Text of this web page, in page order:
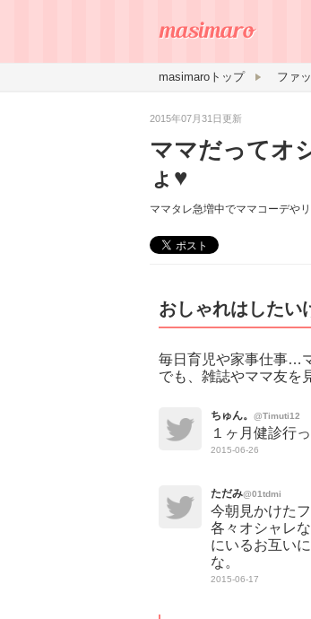
masimaroトップ ファ
2015年07月31日更新
ママだってオ
ょ♥
ママタレ急増中でママコーデや
おしゃれはした
毎日育児や家事仕事…
でも、雑誌やママ友を
ちゅん。 @Timuti12
１ヶ月健診行
2015-06-26
ただみ@01tdmi
今朝見かけた
各々オシャレ
にいるお互い
な。
2015-06-17